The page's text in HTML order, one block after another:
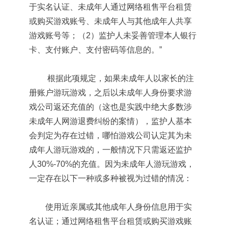
于实名认证、未成年人通过网络租售平台租赁
或购买游戏账号、未成年人与其他成年人共享
游戏账号等；（2）监护人未妥善管理本人银行
卡、支付账户、支付密码等信息的。”
根据此项规定，如果未成年人以家长的注
册账户游玩游戏，之后以未成年人身份要求游
戏公司返还充值的（这也是实践中绝大多数涉
未成年人网游退费纠纷的案情），监护人基本
会判定为存在过错，哪怕游戏公司认定其为未
成年人游玩游戏的，一般情况下只需返还监护
人30%-70%的充值。因为未成年人游玩游戏，
一定存在以下一种或多种被视为过错的情况：
使用近亲属或其他成年人身份信息用于实
名认证；通过网络租售平台租赁或购买游戏账